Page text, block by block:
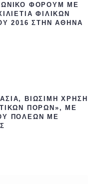
ΦΌΡΟΥΜ ΜΕ
ΦΙΛΙΚΏΝ
2016 ΣΤΗΝ ΑΘΉΝΑ
ΒΙΏΣΙΜΗ ΧΡΉΣΗ
ΠΌΡΩΝ», ΜΕ
ΠΌΛΕΩΝ ΜΕ